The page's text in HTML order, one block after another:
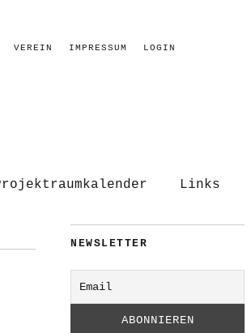
VEREIN IMPRESSUM LOGIN
Links
NEWSLETTER